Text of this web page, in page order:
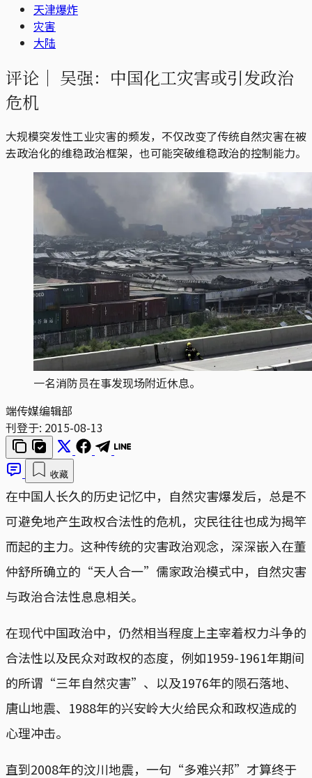
天津爆炸
灾害
大陆
评论｜ 吴强：中国化工灾害或引发政治
危机
大规模突发性工业灾害的频发，不仅改变了传统自然灾害在被
去政治化的维稳政治框架，也可能突破维稳政治的控制能力。
一名消防员在事发现场附近休息。
端传媒编辑部
刊登于: 2015-08-13
收藏
在中国人长久的历史记忆中，自然灾害爆发后，总是不
可避免地产生政权合法性的危机，灾民往往也成为揭竿
而起的主力。这种传统的灾害政治观念，深深嵌入在董
仲舒所确立的“天人合一”儒家政治模式中，自然灾害
与政治合法性息息相关。
在现代中国政治中，仍然相当程度上主宰着权力斗争的
合法性以及民众对政权的态度，例如1959-1961年期间
的所谓“三年自然灾害”、以及1976年的陨石落地、
唐山地震、1988年的兴安岭大火给民众和政权造成的
心理冲击。
直到2008年的汶川地震，一句“多难兴邦”才算终于